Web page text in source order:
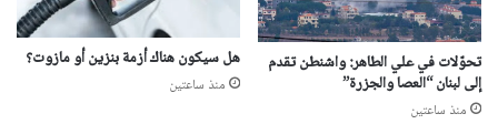
تحوّلات في علي الطاهر: واشنطن تقدم
إلى لبنان “العصا والجزرة”
منذ ساعتين
هل سيكون هناك أزمة بنزين أو مازوت؟
منذ ساعتين